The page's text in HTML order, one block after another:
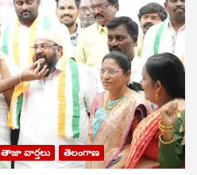
తాజా వార్తలు తెలంగాణ